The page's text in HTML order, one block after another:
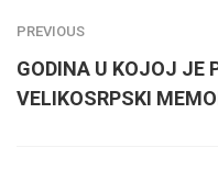
PREVIOUS
GODINA U KOJOJ JE
VELIKOSRPSKI